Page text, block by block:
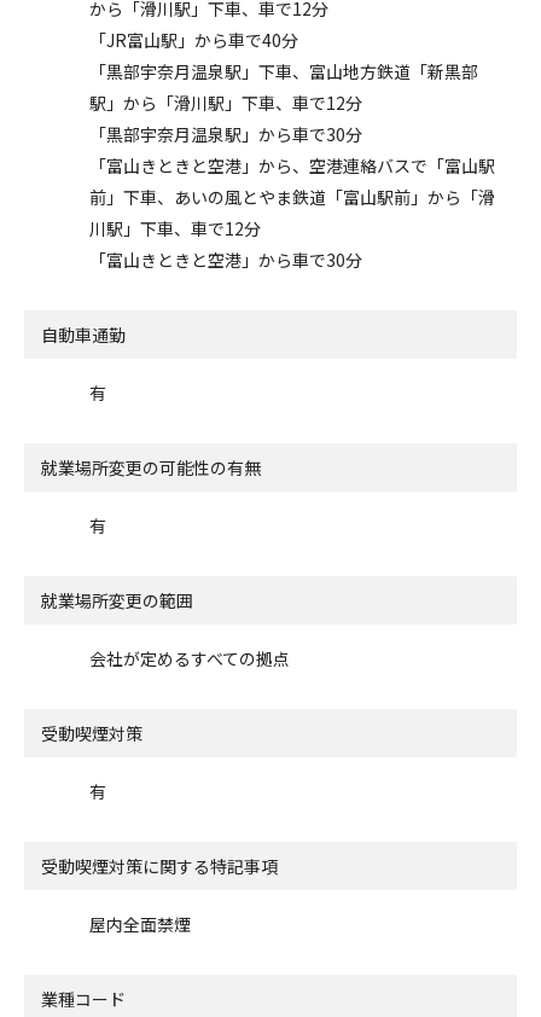
から「滑川駅」下車、車で12分
「JR富山駅」から車で40分
「黒部宇奈月温泉駅」下車、富山地方鉄道「新黒部
駅」から「滑川駅」下車、車で12分
「黒部宇奈月温泉駅」から車で30分
「富山きときと空港」から、空港連絡バスで「富山駅
前」下車、あいの風とやま鉄道「富山駅前」から「滑
川駅」下車、車で12分
「富山きときと空港」から車で30分
自動車通勤
有
就業場所変更の可能性の有無
有
就業場所変更の範囲
会社が定めるすべての拠点
受動喫煙対策
有
受動喫煙対策に関する特記事項
屋内全面禁煙
業種コード